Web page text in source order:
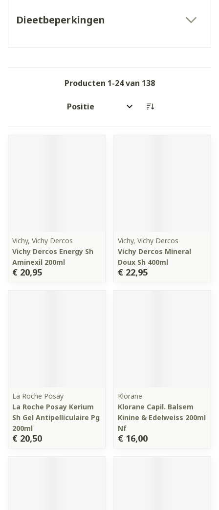
Dieetbeperkingen
Producten 1-24van 138
Sorteer op:
Vichy, Vichy Dercos
Vichy Dercos Energy Sh
Aminexil 200ml
€ 20,95
Vichy, Vichy Dercos
Vichy Dercos Mineral
Doux Sh 400ml
€ 22,95
La Roche Posay
La Roche Posay Kerium
Sh Gel Antipelliculaire Pg
200ml
€ 20,50
Klorane
Klorane Capil. Balsem
Kinine & Edelweiss 200ml
Nf
€ 16,00